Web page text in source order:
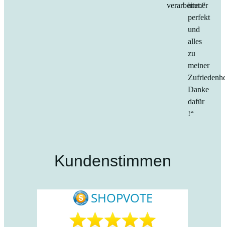
verarbeitet.“
immer
perfekt
und
alles
zu
meiner
Danke
dafür
!“
Kundenstimmen